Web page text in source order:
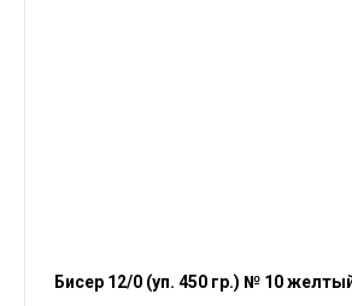
Бисер 12/0 (уп. 450 гр.) № 10